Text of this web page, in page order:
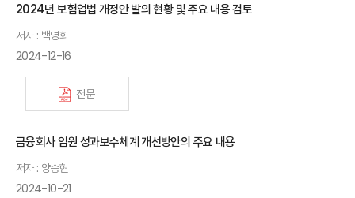
2024년 보험업법 개정안 발의 현황 및 주요 내용 검토
저자 : 백영화
2024-12-16
전문
금융회사 임원 성과보수체계 개선방안의 주요 내용
저자 : 양승현
2024-10-21